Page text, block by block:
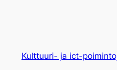
Kulttuuri- ja ict-